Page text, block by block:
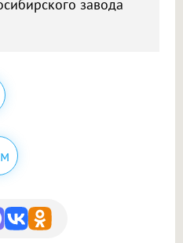
завода